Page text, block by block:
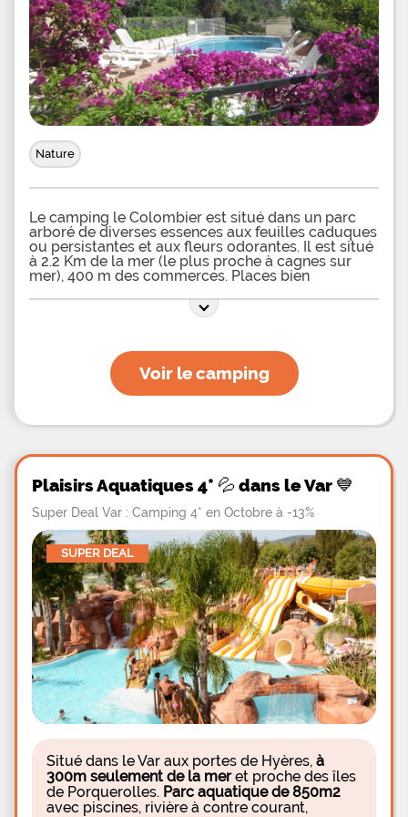
Nature
Le camping le Colombier est situé dans un parc
arboré de diverses essences aux feuilles caduques
ou persistantes et aux fleurs odorantes. Il est situé
à 2.2 Km de la mer (le plus proche à cagnes sur
mer), 400 m des commerces. Places bien
quiétude, allées goudronnées, parcelles délimitées
par des haies fleuries ou verdoyantes, ambiance
Voir le camping
Plaisirs Aquatiques 4* 💦 dans le Var 💙
Super Deal Var : Camping 4* en Octobre à -13%
SUPER DEAL
Situé dans le Var aux portes de Hyères, à
300m seulement de la meret proche des îles
de Porquerolles. Parc aquatique de 850m2
avec piscines, rivière à contre courant,